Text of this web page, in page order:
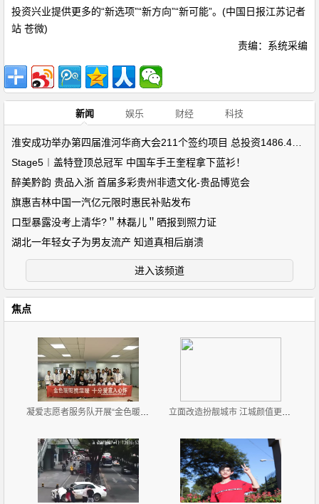
投资兴业提供更多的“新选项”“新方向”“新可能”。(中国日报江苏记者
站 苍微)
责编：系统采编
新闻 娱乐 财经 科技
Stage5︱盖特登顶总冠军 中国车手王奎程拿下蓝衫！
醉美黔韵 贵品入浙 首届多彩贵州非遗文化-贵品博览会
旗惠吉林中国一汽亿元限时惠民补贴发布
口型暴露没考上清华?＂林磊儿＂晒报到照力证
湖北一年轻女子为男友流产 知道真相后崩溃
进入该频道
焦点
凝爱志愿者服务队开展“金色暖秋，爱不残缺”志愿服务 立面改造扮靓城市 江城颜值更高了！